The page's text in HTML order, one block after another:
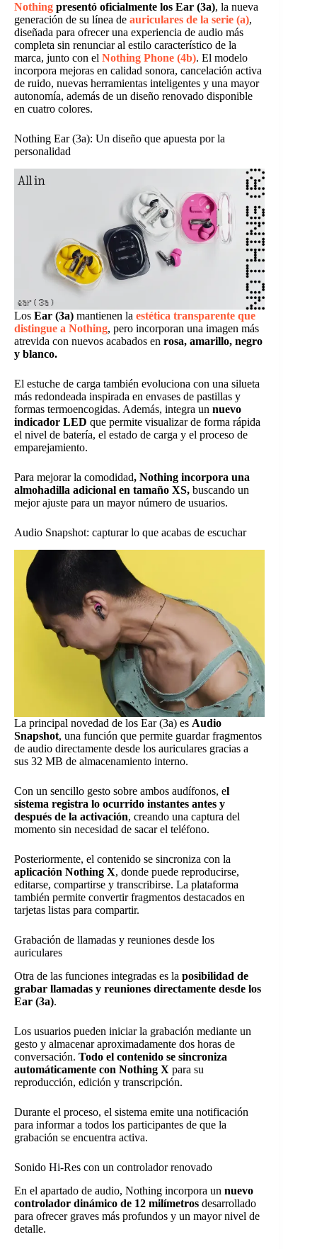
Nothing presentó oficialmente los Ear (3a), la nueva
generación de su línea de auriculares de la serie (a),
diseñada para ofrecer una experiencia de audio más
completa sin renunciar al estilo característico de la
marca, junto con el Nothing Phone (4b). El modelo
incorpora mejoras en calidad sonora, cancelación activa
de ruido, nuevas herramientas inteligentes y una mayor
autonomía, además de un diseño renovado disponible
en cuatro colores.
Nothing Ear (3a): Un diseño que apuesta por la
personalidad
Los Ear (3a) mantienen la estética transparente que
distingue a Nothing, pero incorporan una imagen más
atrevida con nuevos acabados en rosa, amarillo, negro
y blanco.
El estuche de carga también evoluciona con una silueta
más redondeada inspirada en envases de pastillas y
formas termoencogidas. Además, integra un nuevo
indicador LED que permite visualizar de forma rápida
el nivel de batería, el estado de carga y el proceso de
emparejamiento.
Para mejorar la comodidad, Nothing incorpora una
almohadilla adicional en tamaño XS, buscando un
mejor ajuste para un mayor número de usuarios.
Audio Snapshot: capturar lo que acabas de escuchar
La principal novedad de los Ear (3a) es Audio
Snapshot, una función que permite guardar fragmentos
de audio directamente desde los auriculares gracias a
sus 32 MB de almacenamiento interno.
Con un sencillo gesto sobre ambos audífonos, el
sistema registra lo ocurrido instantes antes y
después de la activación, creando una captura del
momento sin necesidad de sacar el teléfono.
Posteriormente, el contenido se sincroniza con la
aplicación Nothing X, donde puede reproducirse,
editarse, compartirse y transcribirse. La plataforma
también permite convertir fragmentos destacados en
tarjetas listas para compartir.
Grabación de llamadas y reuniones desde los
auriculares
Otra de las funciones integradas es la posibilidad de
grabar llamadas y reuniones directamente desde los
Ear (3a).
Los usuarios pueden iniciar la grabación mediante un
gesto y almacenar aproximadamente dos horas de
conversación. Todo el contenido se sincroniza
automáticamente con Nothing X para su
reproducción, edición y transcripción.
Durante el proceso, el sistema emite una notificación
para informar a todos los participantes de que la
grabación se encuentra activa.
Sonido Hi-Res con un controlador renovado
En el apartado de audio, Nothing incorpora un nuevo
controlador dinámico de 12 milímetros desarrollado
para ofrecer graves más profundos y un mayor nivel de
detalle.